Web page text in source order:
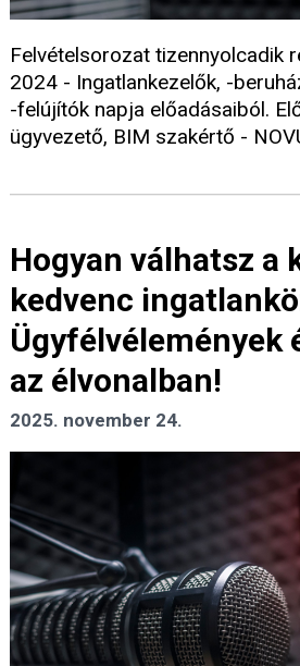
Felvételsorozat tizennyolcadik
2024 - Ingatlankezelők, -
-felújítók napja előadásaiból.
ügyvezető, BIM szakértő -
Hogyan válhatsz a
kedvenc
Ügyfélvélemények
az élvonalban!
2025. november 24.